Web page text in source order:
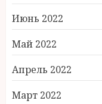
Июнь 2022
Май 2022
Апрель 2022
Март 2022